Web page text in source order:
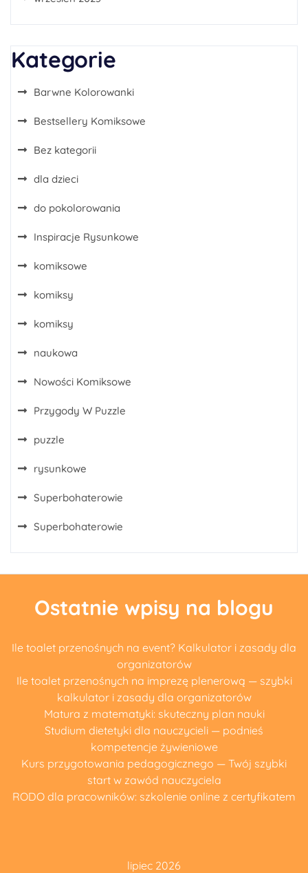
Kategorie
Barwne Kolorowanki
Bestsellery Komiksowe
Bez kategorii
dla dzieci
do pokolorowania
Inspiracje Rysunkowe
komiksowe
komiksy
komiksy
naukowa
Nowości Komiksowe
Przygody W Puzzle
puzzle
rysunkowe
Superbohaterowie
Superbohaterowie
Ostatnie wpisy na blogu
Ile toalet przenośnych na event? Kalkulator i zasady dla
organizatorów
Ile toalet przenośnych na imprezę plenerową — szybki
kalkulator i zasady dla organizatorów
Matura z matematyki: skuteczny plan nauki
Studium dietetyki dla nauczycieli — podnieś
kompetencje żywieniowe
Kurs przygotowania pedagogicznego — Twój szybki
start w zawód nauczyciela
RODO dla pracowników: szkolenie online z certyfikatem
lipiec 2026